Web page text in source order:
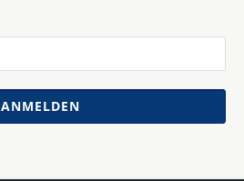
ANMELDEN